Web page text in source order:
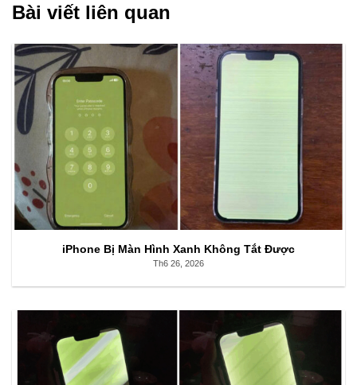
Bài viết liên quan
iPhone Bị Màn Hình Xanh Không Tắt Được
Th6 26, 2026